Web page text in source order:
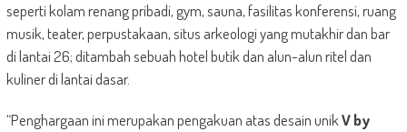
seperti kolam renang pribadi, gym, sauna, fasilitas konferensi, ruang
musik, teater, perpustakaan, situs arkeologi yang mutakhir dan bar
di lantai 26; ditambah sebuah hotel butik dan alun-alun ritel dan
kuliner di lantai dasar.
“Penghargaan ini merupakan pengakuan atas desain unikV by